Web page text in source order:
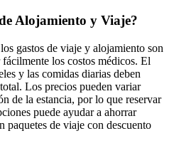
Alojamiento y Viaje?
gastos de viaje y alojamiento son
los costos médicos. El
y las comidas diarias deben
Los precios pueden variar
de la estancia, por lo que reservar
puede ayudar a ahorrar
de viaje con descuento